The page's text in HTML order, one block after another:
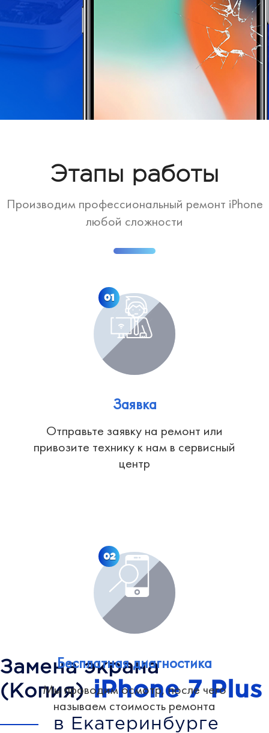
Замена экрана
(Копия) iPhone 7 Plus
в Екатеринбурге
Этапы работы
Производим профессиональный ремонт iPhone
любой сложности
01
Заявка
Отправьте заявку на ремонт или
привозите технику к нам в сервисный
центр
02
Бесплатная диагностика
Мы проводим осмотр, после чего
называем стоимость ремонта